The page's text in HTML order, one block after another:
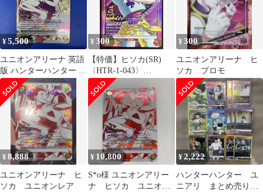
¥5,500
ユニオンアリーナ 英語
版 ハンターハンター ヒ
ソカUEPR UR プロモカ
ード
¥300
【特価】ヒソカ(SR)
〈HTR-1-043〉
[UA03BT] ハンターハ
ンター
HUNTER×HUNTER
¥300
ユニオンアリーナ ヒ
ソカ プロモ
¥8,888
ユニオンアリーナ ヒ
ソカ ユニオンレア
¥ 10,800
S*o様 ユニオンアリー
ナ ヒソカ ユニオン
¥2,222
ハンターハンター ユ
ニアリ まとめ売り